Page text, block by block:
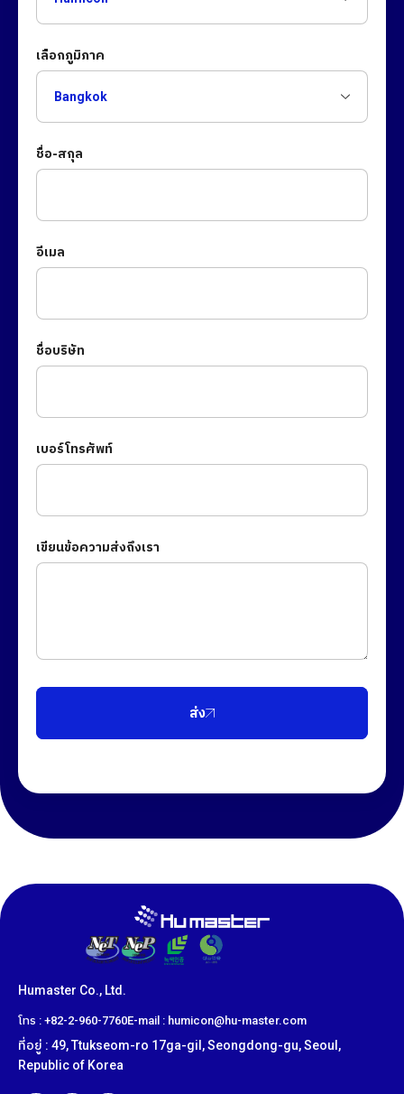
เลือกภูมิภาค
ชื่อ-สกุล
อีเมล
ชื่อบริษัท
เบอร์โทรศัพท์
เขียนข้อความส่งถึงเรา
ส่ง
Humaster Co., Ltd.
โทร : +82-2-960-7760E-mail : humicon@hu-master.com
ที่อยู่ : 49, Ttukseom-ro 17ga-gil, Seongdong-gu, Seoul,
Republic of Korea